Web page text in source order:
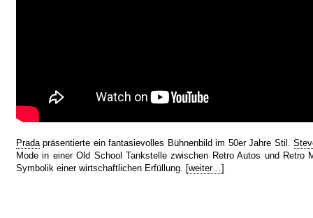
Pradapräsentierte ein fantasievolles Bühnenbild im 50er Jahre Stil.
Mode in einer Old School Tankstelle zwischen Retro Autos und Retro
Symbolik einer wirtschaftlichen Erfüllung. [weiter…]